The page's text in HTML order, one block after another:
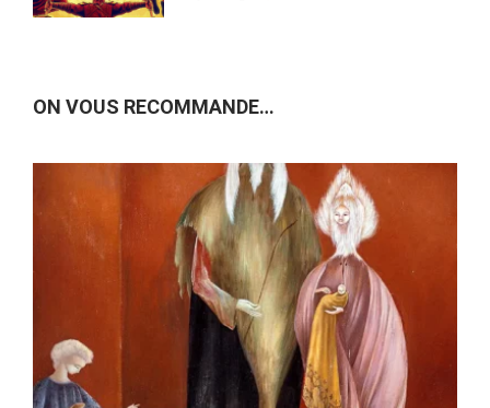
ON VOUS RECOMMANDE…